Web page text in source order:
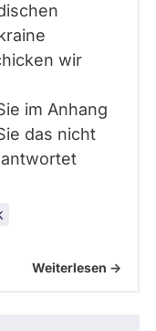
wir
im Anhang
das nicht
Weiterlesen ->